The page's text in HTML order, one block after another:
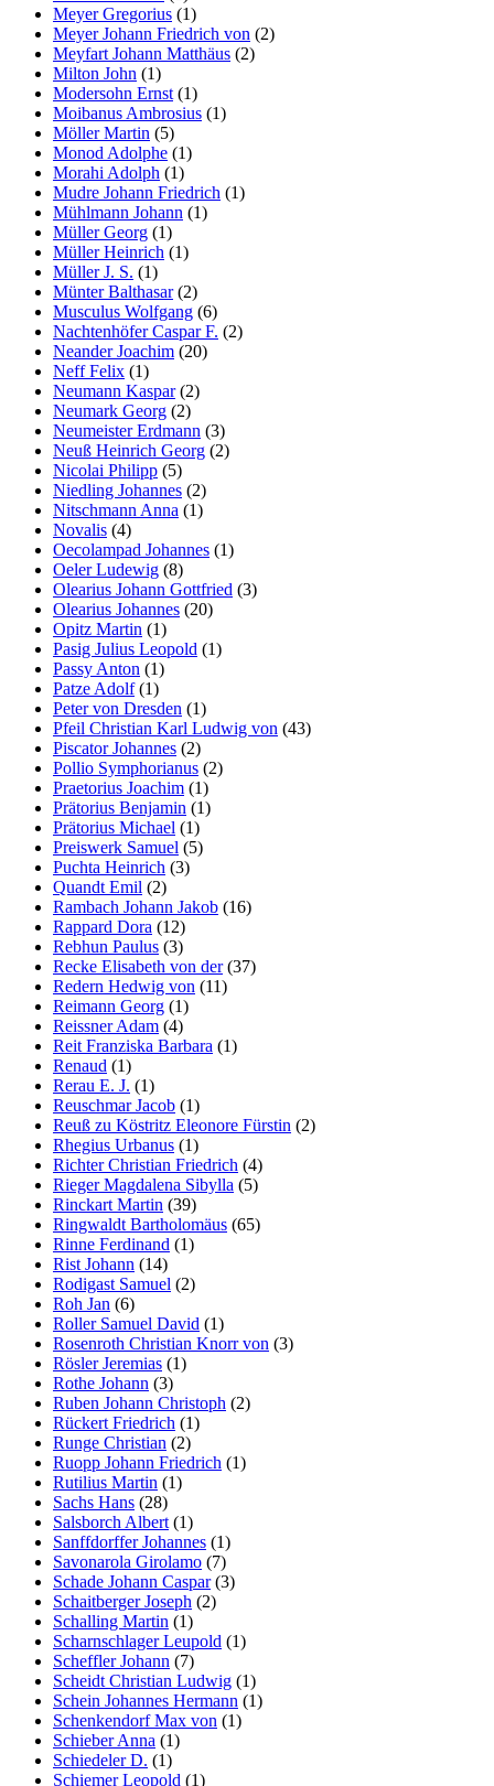
Meyer Gregorius (1)
Meyer Johann Friedrich von (2)
Meyfart Johann Matthäus (2)
Milton John (1)
Modersohn Ernst (1)
Moibanus Ambrosius (1)
Möller Martin (5)
Monod Adolphe (1)
Morahi Adolph (1)
Mudre Johann Friedrich (1)
Mühlmann Johann (1)
Müller Georg (1)
Müller Heinrich (1)
Müller J. S. (1)
Münter Balthasar(2)
Musculus Wolfgang (6)
Nachtenhöfer Caspar F. (2)
Neander Joachim (20)
Neff Felix (1)
Neumann Kaspar(2)
Neumark Georg (2)
Neumeister Erdmann (3)
Neuß Heinrich Georg (2)
Nicolai Philipp (5)
Niedling Johannes (2)
Nitschmann Anna (1)
Novalis (4)
Oecolampad Johannes (1)
Oeler Ludewig (8)
Olearius Johann Gottfried (3)
Olearius Johannes (20)
Opitz Martin (1)
Pasig Julius Leopold (1)
Passy Anton (1)
Patze Adolf(1)
Peter von Dresden (1)
Pfeil Christian Karl Ludwig von (43)
Piscator Johannes (2)
Pollio Symphorianus (2)
Praetorius Joachim (1)
Prätorius Benjamin (1)
Prätorius Michael (1)
Preiswerk Samuel (5)
Puchta Heinrich (3)
Quandt Emil (2)
Rambach Johann Jakob (16)
Rappard Dora (12)
Rebhun Paulus (3)
Recke Elisabeth von der(37)
Redern Hedwig von (11)
Reimann Georg (1)
Reissner Adam (4)
Reit Franziska Barbara (1)
Renaud (1)
Rerau E. J. (1)
Reuschmar Jacob (1)
Reuß zu Köstritz Eleonore Fürstin (2)
Rhegius Urbanus (1)
Richter Christian Friedrich (4)
Rieger Magdalena Sibylla (5)
Rinckart Martin (39)
Ringwaldt Bartholomäus (65)
Rinne Ferdinand (1)
Rist Johann (14)
Rodigast Samuel (2)
Roh Jan (6)
Roller Samuel David (1)
Rosenroth Christian Knorr von (3)
Rösler Jeremias (1)
Rothe Johann (3)
Ruben Johann Christoph (2)
Rückert Friedrich (1)
Runge Christian (2)
Ruopp Johann Friedrich (1)
Rutilius Martin (1)
Sachs Hans (28)
Salsborch Albert (1)
Sanffdorffer Johannes (1)
Savonarola Girolamo (7)
Schade Johann Caspar(3)
Schaitberger Joseph (2)
Schalling Martin (1)
Scharnschlager Leupold (1)
Scheffler Johann (7)
Scheidt Christian Ludwig (1)
Schein Johannes Hermann (1)
Schenkendorf Max von (1)
Schieber Anna (1)
Schiedeler D. (1)
Schiemer Leopold (1)